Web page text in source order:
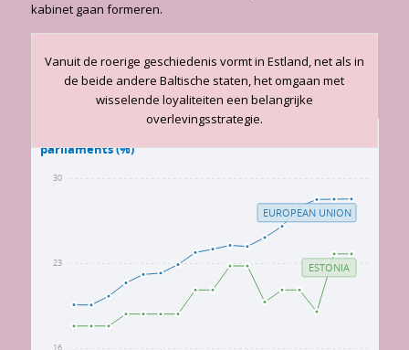
kabinet gaan formeren.
Vanuit de roerige geschiedenis vormt in Estland, net als in
de beide andere Baltische sta­ten, het omgaan met
wisselende loyaliteiten een belangrijke
overlevingsstrategie.